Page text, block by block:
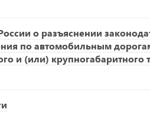
о разъяснении
по автомобильным
и (или) крупногабаритного